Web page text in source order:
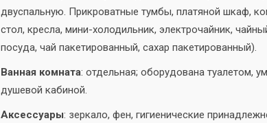
двуспальную. Прикроватные тумбы, платяной шкаф,
стол, кресла, мини-холодильник, электрочайник,
посуда, чай пакетированный, сахар пакетированный).
Ванная комната: отдельная; оборудована туалетом,
душевой кабиной.
Аксессуары: зеркало, фен, гигиенические